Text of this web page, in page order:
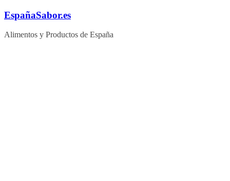
Saltar
contenido
EspañaSabor.es
Alimentos y Productos de España